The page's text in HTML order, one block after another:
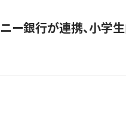
ー銀行が連携、小学